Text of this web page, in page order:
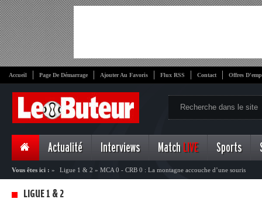
Accueil Page De Démarrage Ajouter Au Favoris Flux RSS Contact Offres
Actualité Interviews Match LIVE Sports
Vous êtes ici : » Ligue 1 & 2 » MCA 0 - CRB 0 : La montagne accouche d’une souris
LIGUE 1 & 2